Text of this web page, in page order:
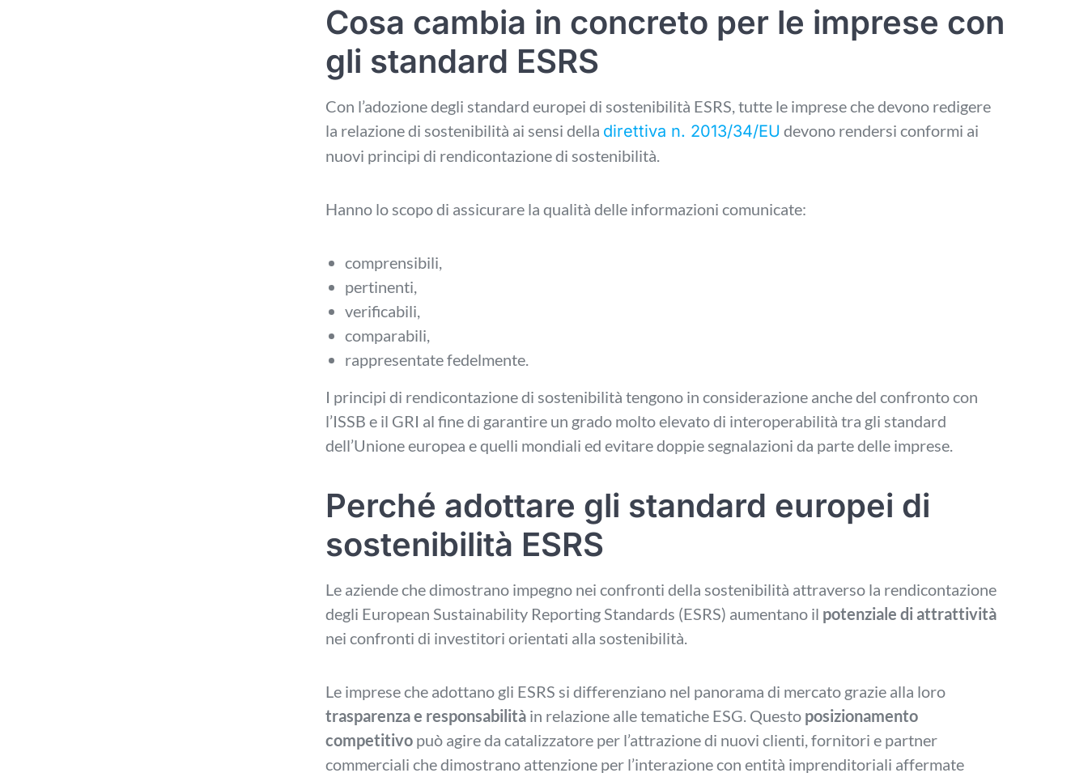
Cosa cambia in concreto per le imprese con
gli standard ESRS
Con l’adozione degli standard europei di sostenibilità ESRS, tutte le imprese che devono redigere
la relazione di sostenibilità ai sensi della direttiva n. 2013/34/EU devono rendersi conformi ai
nuovi principi di rendicontazione di sostenibilità.
Hanno lo scopo di assicurare la qualità delle informazioni comunicate:
comprensibili,
pertinenti,
verificabili,
comparabili,
rappresentate fedelmente.
I principi di rendicontazione di sostenibilità tengono in considerazione anche del confronto con
l’ISSB e il GRI al fine di garantire un grado molto elevato di interoperabilità tra gli standard
dell’Unione europea e quelli mondiali ed evitare doppie segnalazioni da parte delle imprese.
Perché adottare gli standard europei di
sostenibilità ESRS
Le aziende che dimostrano impegno nei confronti della sostenibilità attraverso la rendicontazione
degli European Sustainability Reporting Standards (ESRS) aumentano il potenziale di attrattività
nei confronti di investitori orientati alla sostenibilità.
Le imprese che adottano gli ESRS si differenziano nel panorama di mercato grazie alla loro
trasparenza e responsabilità in relazione alle tematiche ESG. Questo posizionamento
competitivo può agire da catalizzatore per l’attrazione di nuovi clienti, fornitori e partner
commerciali che dimostrano attenzione per l’interazione con entità imprenditoriali affermate